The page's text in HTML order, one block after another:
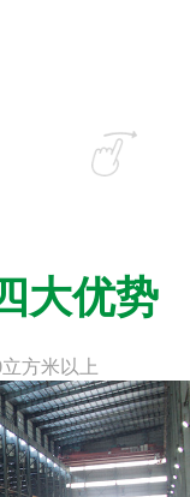
大优势
方米以上